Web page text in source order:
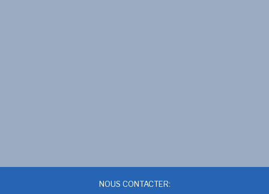
NOUS CONTACTER: